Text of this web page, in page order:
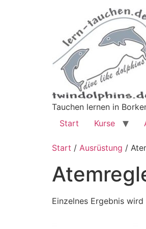
Tauchen lernen in
Start
Kurse
Start / Ausrüstung /
Einzelnes Ergebnis